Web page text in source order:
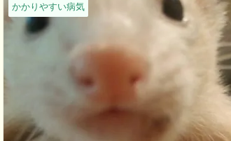
かかりやすい病気